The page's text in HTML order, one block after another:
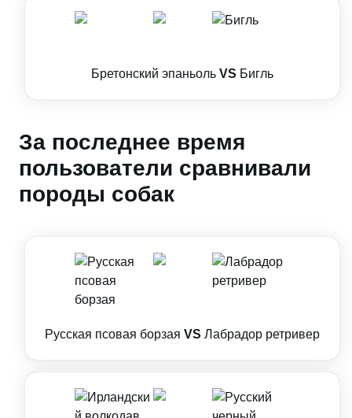
Бретонский эпаньоль VS Бигль
За последнее время
пользователи сравнивали
породы собак
Русская псовая борзая VS Лабрадор ретривер